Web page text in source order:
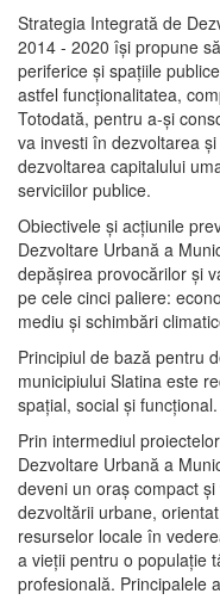
Strategia Integrată de
2014 - 2020 își propune
periferice şi spaţiile
astfel funcţionalitatea,
Totodată, pentru a-şi
va investi în dezvoltarea
dezvoltarea capitalului
serviciilor publice.
Obiectivele şi acţiunile
Dezvoltare Urbană a
depășirea provocărilor şi
pe cele cinci paliere:
mediu şi schimbări
Principiul de bază pentru
municipiului Slatina este
spaţial, social şi funcţional.
Prin intermediul
Dezvoltare Urbană a
deveni un oraş compact
dezvoltării urbane,
resurselor locale în
a vieţii pentru o populaţie
profesională. Principalele